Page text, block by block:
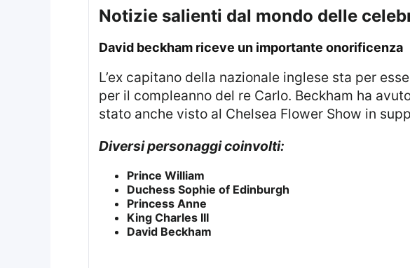
notizie salienti dal mondo delle
david beckham riceve un importante onorificenza
L’ex capitano della nazionale inglese sta per essere insignito di una nomina cavalleresca nell’ambito delle celebrazioni
per il compleanno del re Carlo. Beckham ha
stato anche visto al Chelsea Flower Show in
Diversi personaggi coinvolti:
Prince William
Duchess Sophie of Edinburgh
Princess Anne
King Charles III
David Beckham